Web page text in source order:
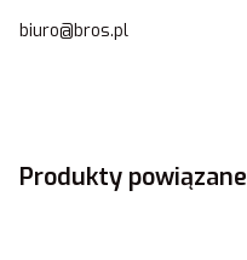
biuro@bros.pl
Produkty powiązane